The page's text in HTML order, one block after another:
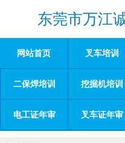
东莞市万江
网站首页 叉车培训
二保焊培训 挖掘机培训
电工证年审 叉车证年审